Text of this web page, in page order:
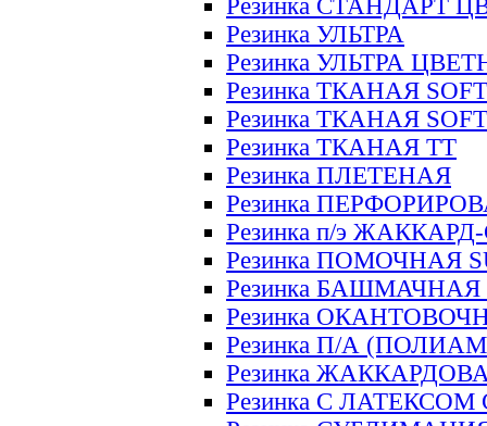
Резинка СТАНДАРТ
Резинка УЛЬТРА
Резинка УЛЬТРА
Резинка ТКАНАЯ SOFT
Резинка ТКАНАЯ
Резинка ТКАНАЯ ТТ
Резинка ПЛЕТЕНАЯ
Резинка
Резинка п/э
Резинка ПОМОЧНАЯ
Резинка БАШМАЧНАЯ
Резинка
Резинка П/А
Резинка
Резинка С ЛАТЕКСОМ